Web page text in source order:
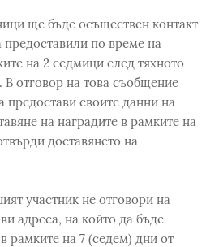
ще бъде осъществен контакт
предоставили по време на
на 2 седмици след тяхното
В отговор на това съобщение
предостави своите данни на
на наградите в рамките на
доставянето на
участник не отговори на
адреса, на който да бъде
рамките на 7 (седем) дни от